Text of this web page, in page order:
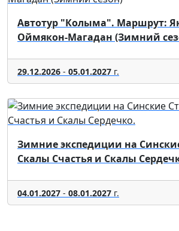
Автотур "Колыма". Маршрут:
Оймякон-Магадан (Зимний
29.12.2026 - 05.01.2027 г.
Зимние экспедиции на
Скалы Счастья и Скалы
04.01.2027 - 08.01.2027 г.